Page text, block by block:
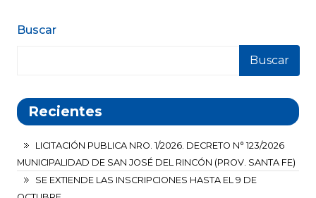
Buscar
Buscar
Recientes
LICITACIÓN PUBLICA NRO. 1/2026. DECRETO N° 123/2026
MUNICIPALIDAD DE SAN JOSÉ DEL RINCÓN (PROV. SANTA FE)
SE EXTIENDE LAS INSCRIPCIONES HASTA EL 9 DE